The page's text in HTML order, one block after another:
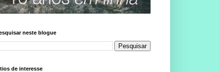
neste blogue
de interesse